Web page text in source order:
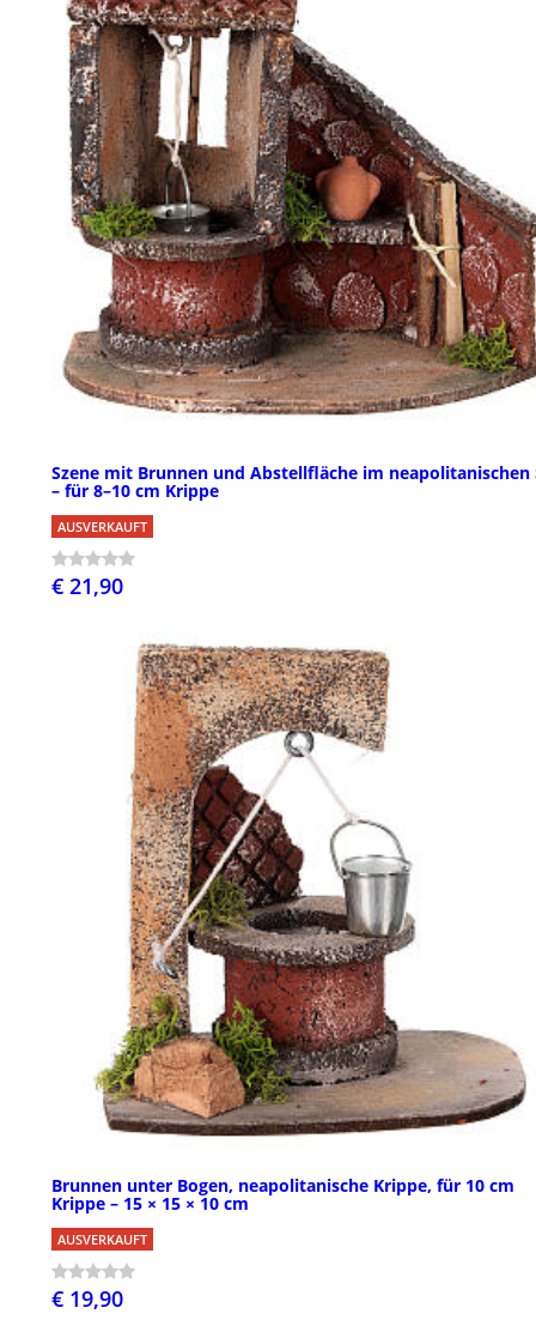
Szene mit Brunnen und Abstellfläche im neapolitanischen
– für 8–10 cm Krippe
AUSVERKAUFT
€ 21,90
Brunnen unter Bogen, neapolitanische Krippe, für 10 cm
Krippe – 15 × 15 × 10 cm
AUSVERKAUFT
€ 19,90